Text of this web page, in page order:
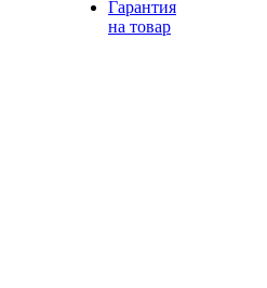
Гарантия
на товар